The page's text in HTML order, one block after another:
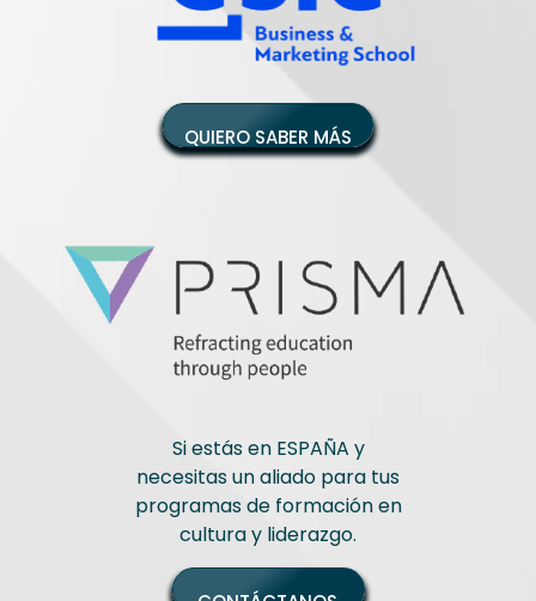
QUIERO SABER MÁS
Si estás en ESPAÑA y
necesitas un aliado para tus
programas de formación en
cultura y liderazgo.